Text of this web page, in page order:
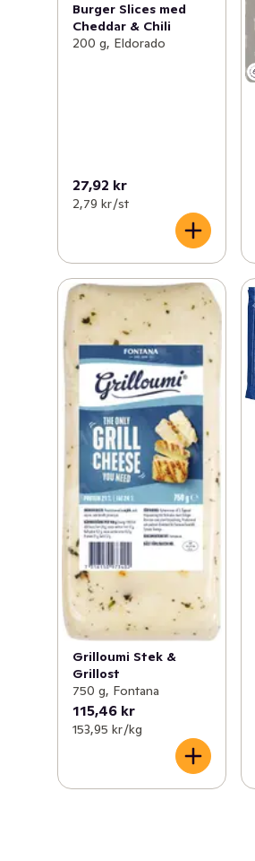
Burger Slices med
Cheddar & Chili
200 g, Eldorado
27,92 kr
2,79 kr /st
Grilloumi Stek &
Grillost
750 g, Fontana
115,46 kr
153,95 kr /kg